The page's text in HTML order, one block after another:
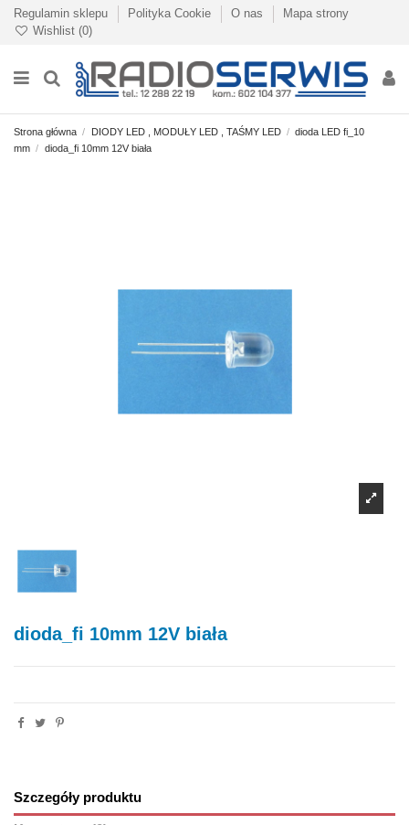
Regulamin sklepu Polityka Cookie O nas
Mapa strony
Wishlist (0)
Strona główna DIODY LED , MODUŁY LED , TAŚMY LED
dioda LED fi_10
mm
dioda_fi 10mm 12V biała
dioda_fi 10mm 12V biała
Szczegóły produktu